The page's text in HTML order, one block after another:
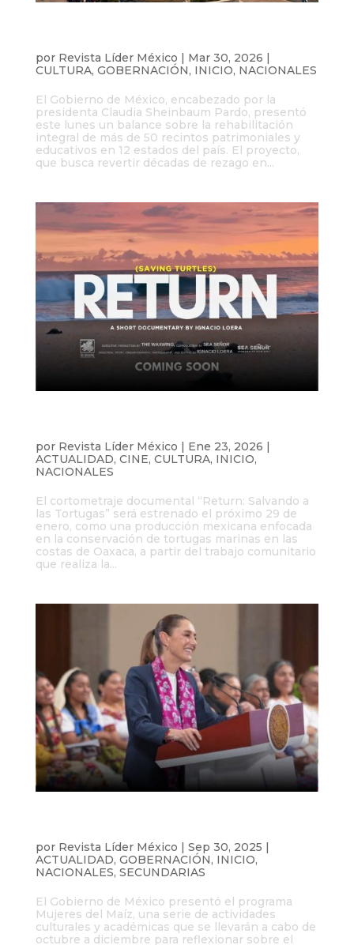
por Revista Líder México | Mar 30, 2026 |
CULTURA, GOBERNACIÓN, INICIO, NACIONALES
El Gobierno de México, encabezado por la
presidenta Claudia Sheinbaum Pardo, presentó
este lunes un balance sobre la rehabilitación
integral de más de 50 recintos patrimoniales y
educativos en 12 estados del país. El proyecto,
que busca revertir décadas de rezago en...
por Revista Líder México | Ene 23, 2026 |
ACTUALIDAD, CINE, CULTURA, INICIO,
NACIONALES
El cortometraje documental “Return: Salvando a
las Tortugas” será estrenado el próximo 29 de
enero, como una producción mexicana enfocada
en la conservación de tortugas marinas en las
costas de Oaxaca, a partir del trabajo comunitario
que realiza la...
por Revista Líder México Sep 30, 2025
ACTUALIDAD, GOBERNACIÓN, INICIO,
NACIONALES, SECUNDARIAS
El Gobierno de México presentó el programa
Mujeres del Maíz, una serie de actividades
culturales y académicas que se llevarán a cabo de
octubre a diciembre para reflexionar sobre el